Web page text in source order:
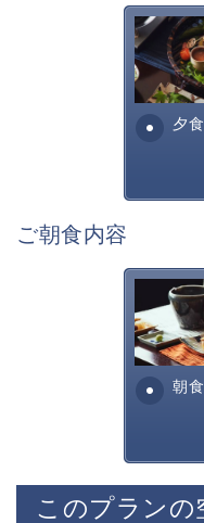
◎本プランに限り、ド
◎諏訪大社四社を巡る
（到着日からご出発の
ご滞在中のお飲み物
ご夕食・ご朝食時やミ
雰囲気に合わせてお好
※時価の飲料等、一部
※ボトルでのご利用の
ただいております。
予めご了承下さい。
■囲炉裏茶の間囲炉裏
チェックイン・チェッ
■展望露天風呂
夕
萃sui-諏
の美味
諏訪ら
る萃諏
ご朝食内容
朝
田舎を懐
て身体
なって
巻きた
このプランの